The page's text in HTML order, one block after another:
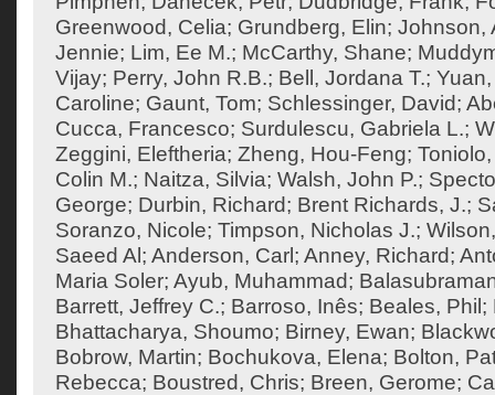
Greenwood, Celia; Grundberg, Elin; Johnson,
Jennie; Lim, Ee M.; McCarthy, Shane;
Vijay; Perry, John R.B.; Bell, Jordana T.;
Caroline; Gaunt, Tom; Schlessinger, David;
Cucca, Francesco; Surdulescu, Gabriela L.;
Zeggini, Eleftheria; Zheng, Hou-Feng;
Colin M.; Naitza, Silvia; Walsh, John P.;
George; Durbin, Richard; Brent Richards, J.;
Soranzo, Nicole; Timpson, Nicholas J.;
Saeed Al ; Anderson, Carl ; Anney, Richard;
Maria Soler; Ayub, Muhammad;
Barrett, Jeffrey C.; Barroso, Inês; Beales, Phil ;
Bhattacharya, Shoumo; Birney, Ewan;
Bobrow, Martin; Bochukova, Elena; Bolton,
Rebecca; Boustred, Chris; Breen, Gerome;